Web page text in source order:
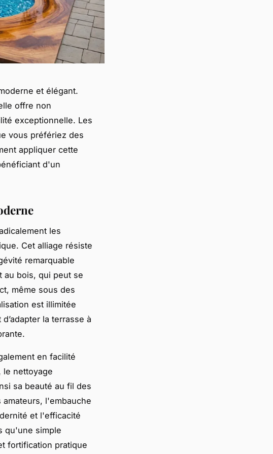
et élégant.
offre non
exceptionnelle. Les
vous préfériez des
appliquer cette
d'un
les
Cet alliage résiste
remarquable
au bois, qui peut se
même sous des
est illimitée
la terrasse à
en facilité
le nettoyage
sa beauté au fil des
l'embauche
et l'efficacité
qu'une simple
fortification pratique